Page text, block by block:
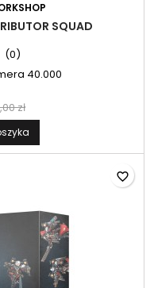
SQUAD
(0)
40.000
zł
favorite_border